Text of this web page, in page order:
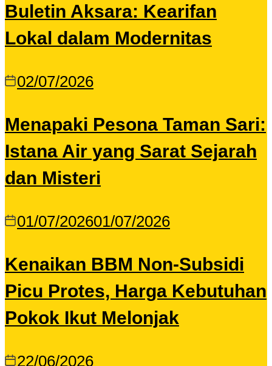
Buletin Aksara: Kearifan
Lokal dalam Modernitas
02/07/2026
Menapaki Pesona Taman Sari:
Istana Air yang Sarat Sejarah
dan Misteri
01/07/202601/07/2026
Kenaikan BBM Non-Subsidi
Picu Protes, Harga Kebutuhan
Pokok Ikut Melonjak
22/06/2026